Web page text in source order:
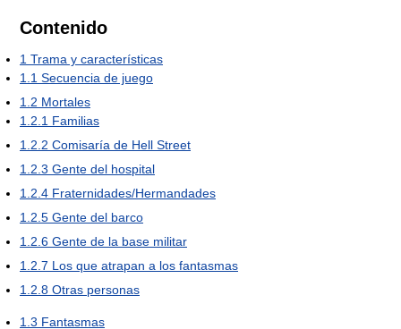
Contenido
1 Trama y características
1.1 Secuencia de juego
1.2 Mortales
1.2.1 Familias
1.2.2 Comisaría de Hell Street
1.2.3 Gente del hospital
1.2.4 Fraternidades/Hermandades
1.2.5 Gente del barco
1.2.6 Gente de la base militar
1.2.7 Los que atrapan a los fantasmas
1.2.8 Otras personas
1.3 Fantasmas